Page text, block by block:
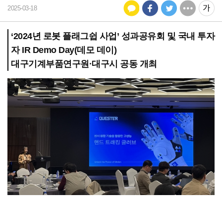
2025-03-18
‘2024년 로봇 플래그쉽 사업’ 성과공유회 및 국내 투자
자 IR Demo Day(데모 데이)
대구기계부품연구원·대구시 공동 개최